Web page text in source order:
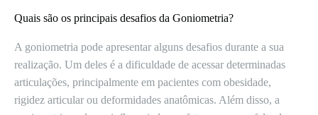
Quais são os principais desafios da Goniometria?
A goniometria pode apresentar alguns desafios durante a sua
realização. Um deles é a dificuldade de acessar determinadas
articulações, principalmente em pacientes com obesidade,
rigidez articular ou deformidades anatômicas. Além disso, a